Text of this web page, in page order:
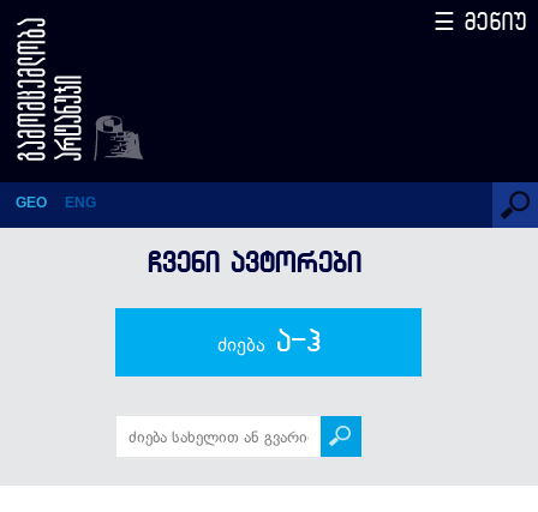
გალაკტიონ ტაბიძე
GEO ENG
☰ მენიუ
ᲩᲕᲔᲜᲘ ᲐᲕᲢᲝᲠᲔᲑᲘ
ძიება ა-ჰ